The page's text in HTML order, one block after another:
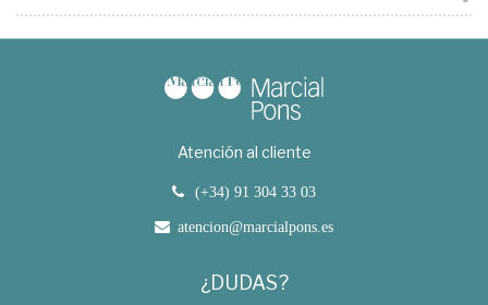
Atención al cliente
(+34) 91 304 33 03
atencion@marcialpons.es
¿DUDAS?